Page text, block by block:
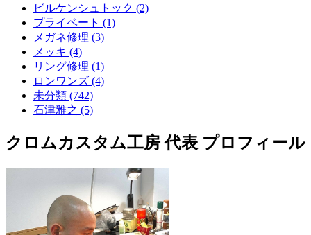
ビルケンシュトック (2)
プライベート (1)
メガネ修理 (3)
メッキ (4)
リング修理 (1)
ロンワンズ (4)
未分類 (742)
石津雅之 (5)
クロムカスタム工房 代表 プロフィール